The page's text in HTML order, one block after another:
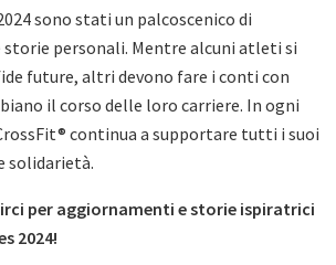
sono stati un palcoscenico di
personali. Mentre alcuni atleti si
future, altri devono fare i conti con
il corso delle loro carriere. In ogni
continua a supportare tutti i suoi
solidarietà.
per aggiornamenti e storie ispiratrici
2024!